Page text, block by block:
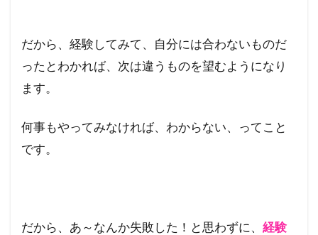
だから、経験してみて、自分には合わないものだ
ったとわかれば、次は違うものを望むようになり
ます。
何事もやってみなければ、わからない、ってこと
です。
だから、あ～なんか失敗した！と思わずに、 経験